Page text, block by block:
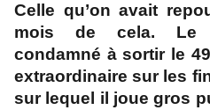
Celle qu’on avait
mois de cela. Le
condamné à sortir le
extraordinaire sur les
sur lequel il joue gros